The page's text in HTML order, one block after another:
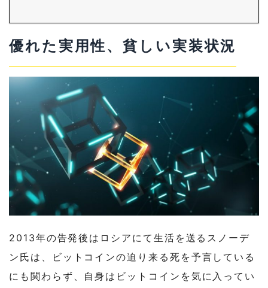
優れた実用性、貧しい実装状況
2013年の告発後はロシアにて生活を送るスノーデ
ン氏は、ビットコインの迫り来る死を予言している
にも関わらず、自身はビットコインを気に入ってい